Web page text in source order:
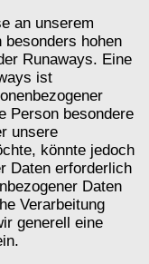
an unserem
besonders hohen
Runaways. Eine
ist
Person besondere
unsere
könnte jedoch
Daten erforderlich
Daten
Verarbeitung
generell eine